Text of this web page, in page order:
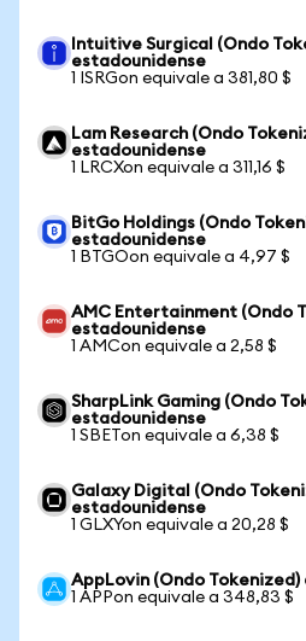
Intuitive Surgical (Ondo
estadounidense
1 ISRGon equivale a 381,80 $
Lam Research (Ondo
estadounidense
1 LRCXon equivale a 311,16 $
BitGo Holdings (Ondo
estadounidense
1 BTGOon equivale a 4,97 $
AMC Entertainment (Ondo
estadounidense
1 AMCon equivale a 2,58 $
SharpLink Gaming (Ondo
estadounidense
1 SBETon equivale a 6,38 $
Galaxy Digital (Ondo
estadounidense
1 GLXYon equivale a 20,28 $
AppLovin (Ondo
1 APPon equivale a 348,83 $